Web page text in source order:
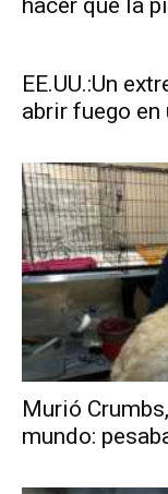
EE.UU.:Un
abrir fuego en
Murió
mundo: